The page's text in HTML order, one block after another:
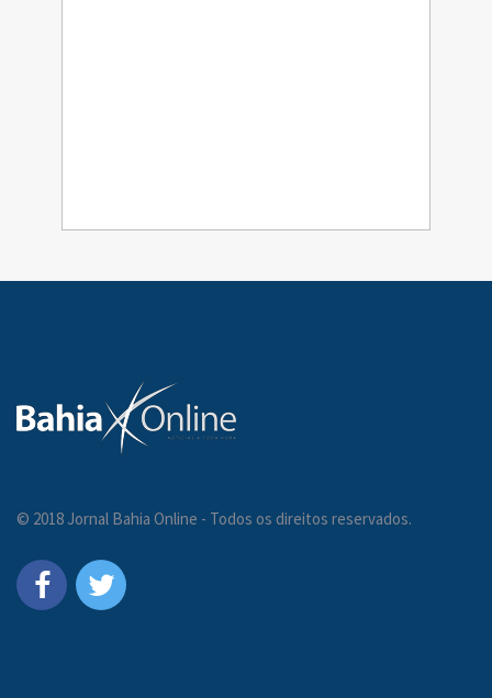
© 2018 Jornal Bahia Online - Todos os direitos reservados.